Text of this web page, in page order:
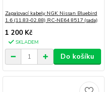
Zapalovací kabely NGK Nissan Bluebird
1.6 (11.83-02.88) RC-NE64 8517 (sada)
1 200 Kč
SKLADEM
Do košíku